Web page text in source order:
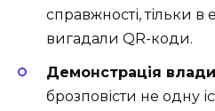
справжності, тільки
вигадали QR-коди.
Демонстрація влади
брозповісти не одну